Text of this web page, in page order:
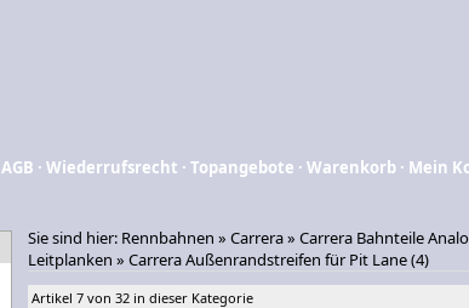
AGB · Wiederrufsrecht · Topangebote · Warenkorb· Mein
Sie sind hier: Rennbahnen » Carrera» Carrera Bahnteile
Leitplanken » Carrera Außenrandstreifen für Pit Lane (4)
Artikel 7 von 32 in dieser Kategorie